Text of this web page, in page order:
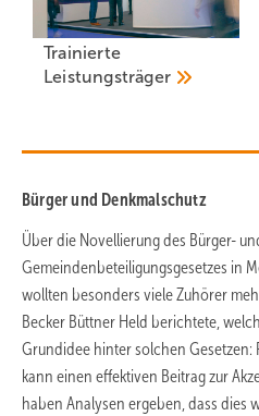
Trainierte
Leistun gsträger
Bürger und Denkmalschutz
Über die Novellierung des Bürger-
Gemeindenbeteiligungsgesetzes in
wollten besonders viele Zuhörer
Becker Büttner Held berichtete,
Grundidee hinter solchen Gesetzen:
kann einen effektiven Beitrag zur
haben Analysen ergeben, dass dies